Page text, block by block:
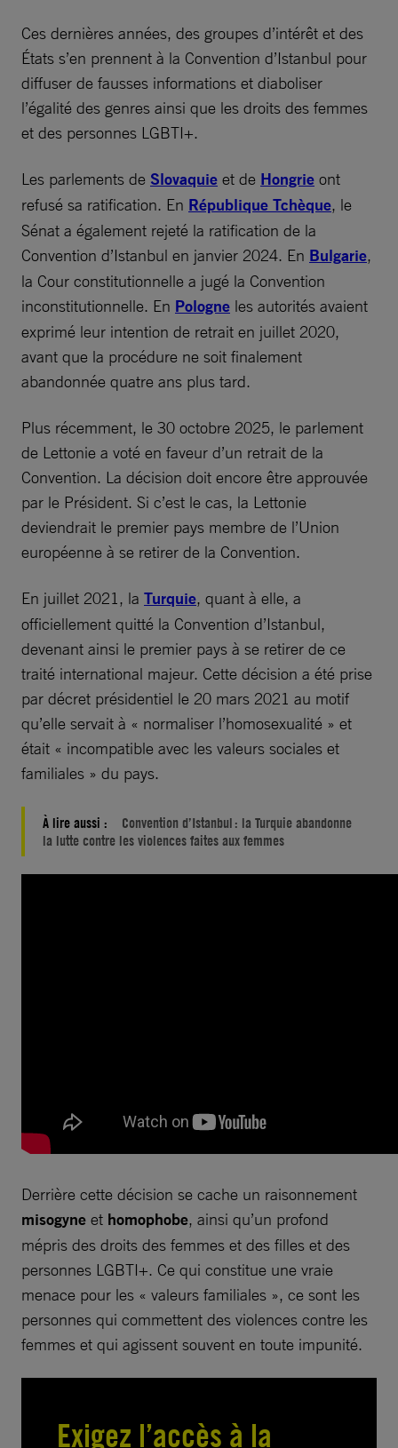
Ces dernières années, des groupes d’intérêt et des
États s’en prennent à la Convention d’Istanbul pour
diffuser de fausses informations et diaboliser
l’égalité des genres ainsi que les droits des femmes
et des personnes LGBTI+.
Les parlements de Slovaquie et de Hongrie ont
refusé sa ratification. En République Tchèque, le
Sénat a également rejeté la ratification de la
Convention d’Istanbul en janvier 2024. En Bulgarie,
la Cour constitutionnelle a jugé la Convention
inconstitutionnelle. En Pologne les autorités avaient
exprimé leur intention de retrait en juillet 2020,
avant que la procédure ne soit finalement
abandonnée quatre ans plus tard.
Plus récemment, le 30 octobre 2025, le parlement
de Lettonie a voté en faveur d’un retrait de la
Convention. La décision doit encore être approuvée
par le Président. Si c’est le cas, la Lettonie
deviendrait le premier pays membre de l’Union
européenne à se retirer de la Convention.
En juillet 2021, la Turquie, quant à elle, a
officiellement quitté la Convention d’Istanbul,
devenant ainsi le premier pays à se retirer de ce
traité international majeur. Cette décision a été prise
par décret présidentiel le 20 mars 2021 au motif
qu’elle servait à « normaliser l’homosexualité » et
était « incompatible avec les valeurs sociales et
familiales » du pays.
À lire aussi :
Convention d’Istanbul : la Turquie abandonne
la lutte contre les violences faites aux femmes
Derrière cette décision se cache un raisonnement
misogyne et homophobe, ainsi qu’un profond
mépris des droits des femmes et des filles et des
personnes LGBTI+. Ce qui constitue une vraie
menace pour les « valeurs familiales », ce sont les
personnes qui commettent des violences contre les
femmes et qui agissent souvent en toute impunité.
Exigez l’accès à la